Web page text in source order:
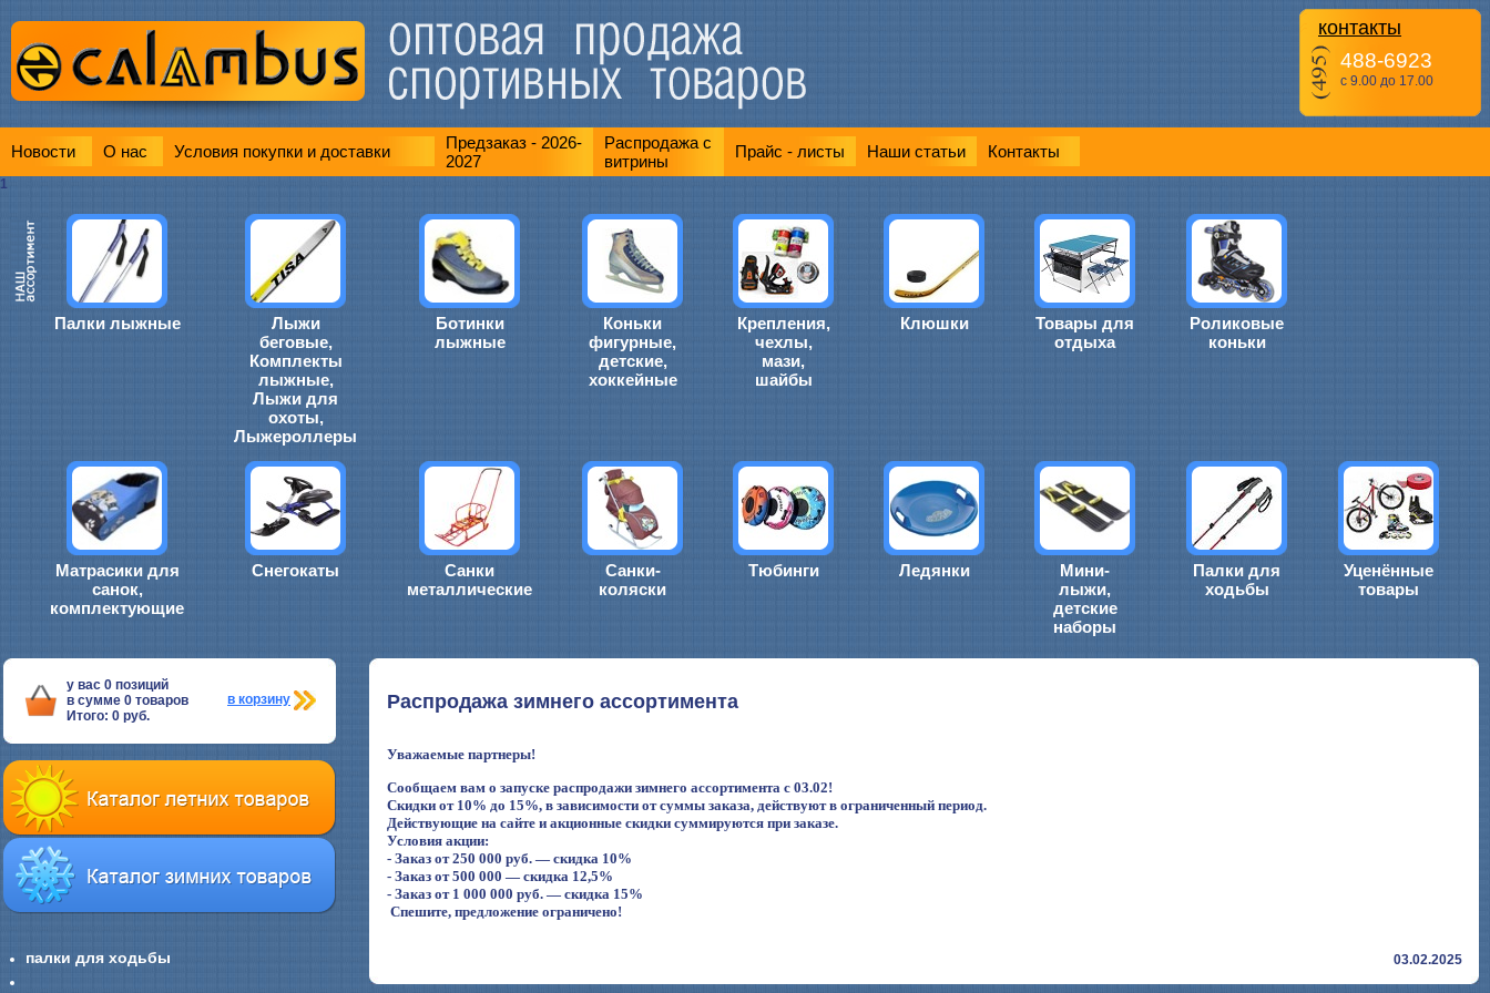
контакты
488-6923
с 9.00 до 17.00
Новости О нас Условия покупки и доставки
Предзаказ - 2026-
2027
Распродажа с
витрины
Прайс - листы Наши статьи Контакты
1
Палки лыжные
Лыжи
беговые,
Комплекты
лыжные,
Лыжи для
охоты,
Лыжероллеры
Ботинки
лыжные
Коньки
фигурные,
детские,
хоккейные
Крепления,
чехлы,
мази,
шайбы
Клюшки
Товары для
отдыха
Роликовые
коньки
Матрасики для
санок,
комплектующие
Снегокаты
Санки
металлические
Санки-
коляски
Тюбинги Ледянки
Мини-
лыжи,
детские
наборы
Палки для
ходьбы
Уценённые
товары
у вас 0 позиций
в сумме 0 товаров
Итого: 0 руб.
в корзину
палки для ходьбы
Распродажа зимнего ассортимента
Уважаемые партнеры!
Сообщаем вам о запуске распродажи зимнего ассортимента с 03.02!
Скидки от 10% до 15%, в зависимости от суммы заказа, действуют в ограниченный период.
Действующие на сайте и акционные скидки суммируются при заказе.
Условия акции:
- Заказ от 250 000 руб. — скидка 10%
- Заказ от 500 000 — скидка 12,5%
- Заказ от 1 000 000 руб. — скидка 15%
Спешите, предложение ограничено!
03.02.2025